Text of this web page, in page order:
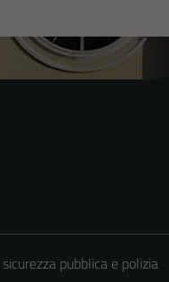
pubblica e polizia